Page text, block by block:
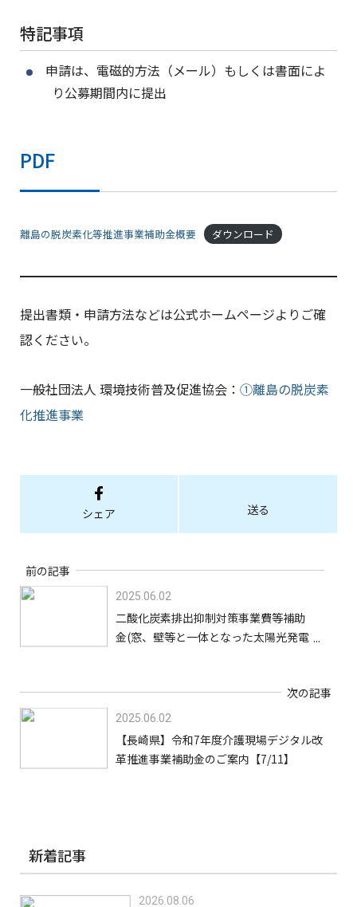
特記事項
申請は、電磁的方法（メール）もしくは書面によ
り公募期間内に提出
PDF
離島の脱炭素化等推進事業補助金概要 ダウンロード
提出書類・申請方法などは公式ホームページよりご確
認ください。
一般社団法人 環境技術普及促進協会： ①離島の脱炭素
化推進事業
シェア 送る
前の記事
2025.06.02
二酸化炭素排出抑制対策事業費等補助
金(窓、壁等と一体となった太陽光発電
次の記事
2025.06.02
【長崎県】令和7年度介護現場デジタル改
革推進事業補助金のご案内【7/11】
新着記事
2026.08.06